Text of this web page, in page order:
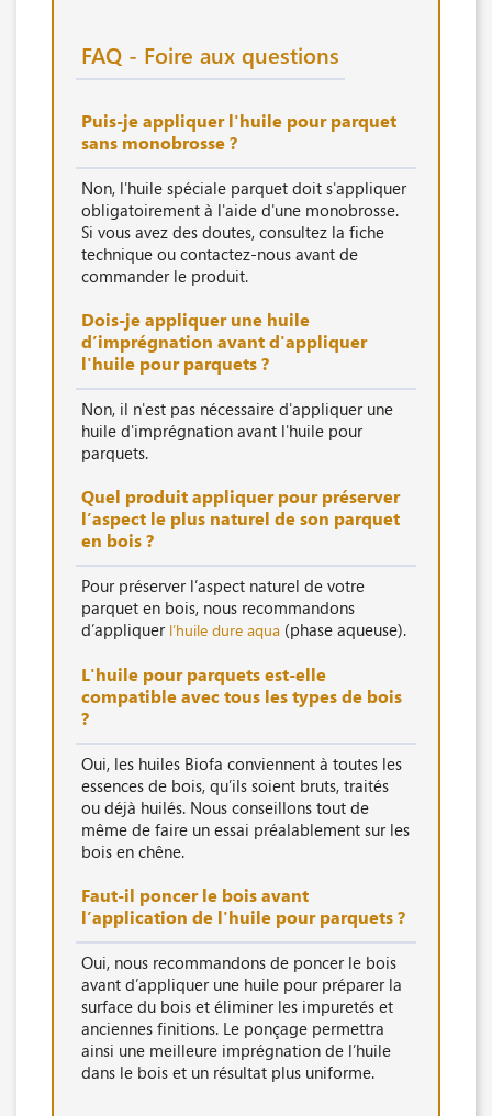
FAQ - Foire aux questions
Puis-je appliquer l'huile pour parquet
sans monobrosse ?
Non, l'huile spéciale parquet doit s'appliquer
obligatoirement à l'aide d'une monobrosse.
Si vous avez des doutes, consultez la fiche
technique ou contactez-nous avant de
commander le produit.
Dois-je appliquer une huile
d’imprégnation avant d'appliquer
l'huile pour parquets ?
Non, il n'est pas nécessaire d'appliquer une
huile d'imprégnation avant l'huile pour
parquets.
Quel produit appliquer pour préserver
l’aspect le plus naturel de son parquet
en bois ?
Pour préserver l’aspect naturel de votre
parquet en bois, nous recommandons
d’appliquer l’huile dure aqua (phase aqueuse).
L'huile pour parquets est-elle
compatible avec tous les types de bois
?
Oui, les huiles Biofa conviennent à toutes les
essences de bois, qu’ils soient bruts, traités
ou déjà huilés. Nous conseillons tout de
même de faire un essai préalablement sur les
bois en chêne.
Faut-il poncer le bois avant
l’application de l'huile pour parquets ?
Oui, nous recommandons de poncer le bois
avant d’appliquer une huile pour préparer la
surface du bois et éliminer les impuretés et
anciennes finitions. Le ponçage permettra
ainsi une meilleure imprégnation de l’huile
dans le bois et un résultat plus uniforme.